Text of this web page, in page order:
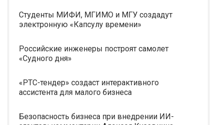
Студенты МИФИ, МГИМО и МГУ создадут
электронную «Капсулу времени»
Российские инженеры построят самолет
«Судного дня»
«РТС-тендер» создаст интерактивного
ассистента для малого бизнеса
Безопасность бизнеса при внедрении ИИ-